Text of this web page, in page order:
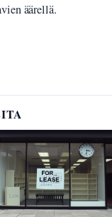
äärellä.